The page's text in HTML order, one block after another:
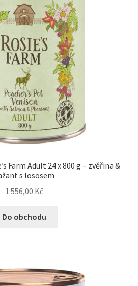
Farm Adult 24 x 800 g – zvěřina &
s lososem
1 556,00 Kč
Do obchodu